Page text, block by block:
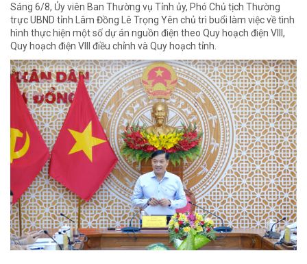
Sáng 6/8, Ủy viên Ban Thường vụ Tỉnh ủy, Phó Chủ tịch Thường
trực UBND tỉnh Lâm Đồng Lê Trọng Yên chủ trì buổi làm việc về tình
hình thực hiện một số dự án nguồn điện theo Quy hoạch điện VIII,
Quy hoạch điện VIII điều chỉnh và Quy hoạch tỉnh.